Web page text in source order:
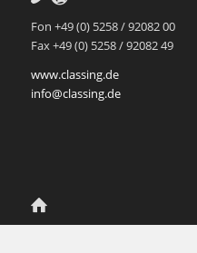
Fon +49 (0) 5258 / 92082 00
Fax +49 (0) 5258 / 92082 49
www.classing.de
info@classing.de